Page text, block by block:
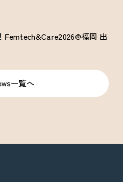
Femtech&Care2026@福岡 出
一覧へ